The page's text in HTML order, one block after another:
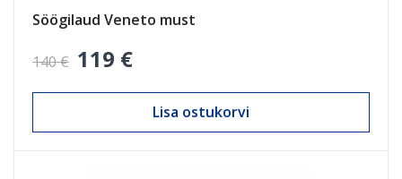
Söögilaud Veneto must
140 € 119 €
Lisa ostukorvi